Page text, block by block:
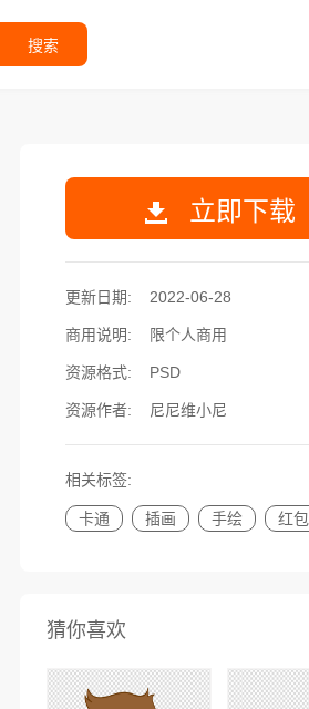
搜索
立即下载
更新日期: 2022-06-28
商用说明: 限个人商用
资源格式: PSD
资源作者: 尼尼维小尼
相关标签:
卡通 插画 手绘 红包
猜你喜欢